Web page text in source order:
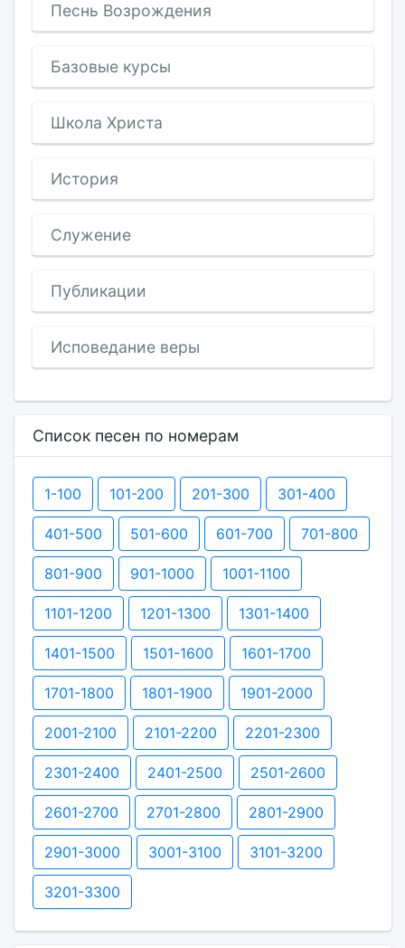
Песнь Возрождения
Базовые курсы
Школа Христа
История
Служение
Публикации
Исповедание веры
Список песен по номерам
1-100 101-200 201-300 301-400
401-500 501-600 601-700 701-800
801-900 901-1000 1001-1100
1101-1200 1201-1300 1301-1400
1401-1500 1501-1600 1601-1700
1701-1800 1801-1900 1901-2000
2001-2100 2101-2200 2201-2300
2301-2400 2401-2500 2501-2600
2601-2700 2701-2800 2801-2900
2901-3000 3001-3100 3101-3200
3201-3300